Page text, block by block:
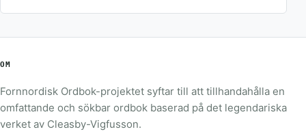
OM
Fornnordisk Ordbok-projektet syftar till att tillhandahålla en
omfattande och sökbar ordbok baserad på det legendariska
verket av Cleasby-Vigfusson.